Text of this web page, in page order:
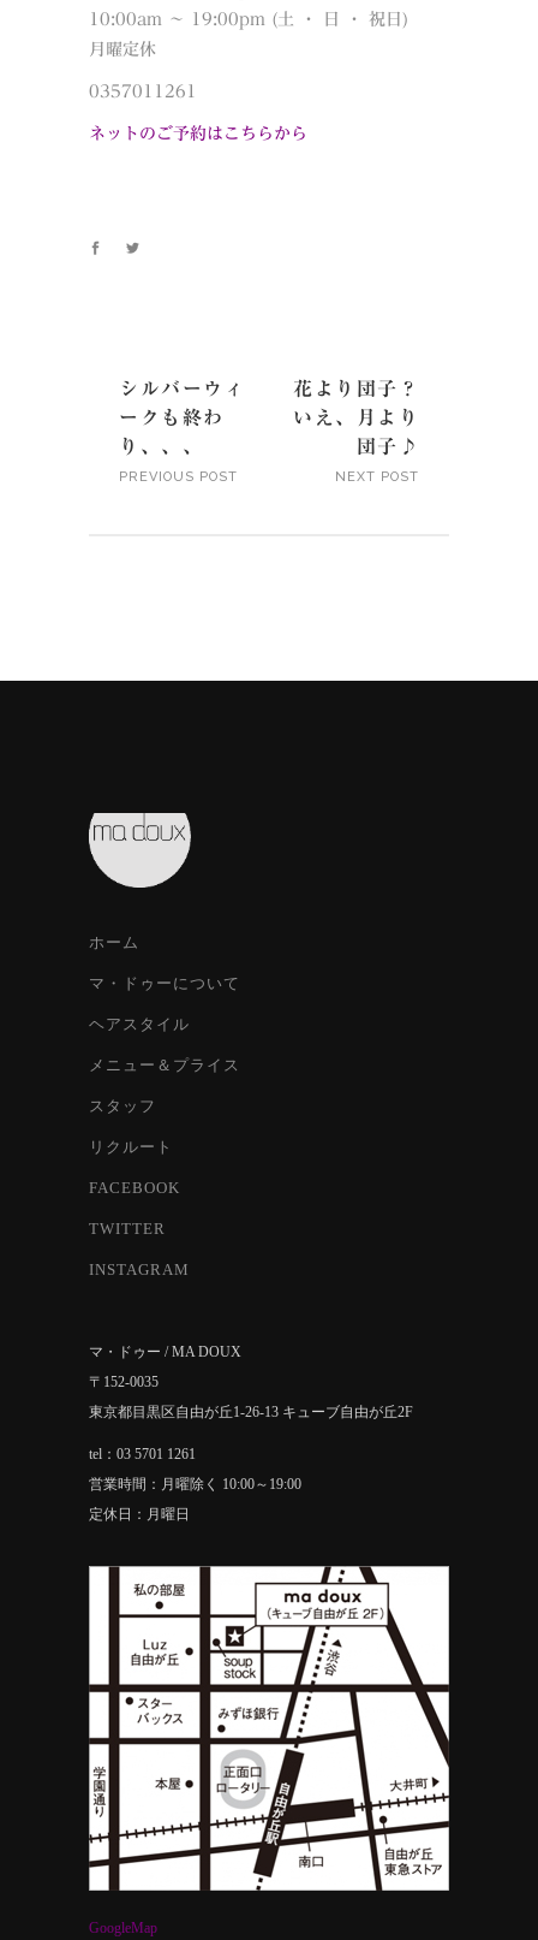
10:00am ～ 19:00pm (土 ・ 日 ・ 祝日)
月曜定休
0357011261
ネットのご予約はこちらから
シルバーウィ
ークも終わ
り、、、
PREVIOUS POST
花より団子？
いえ、月より
団子♪
NEXT POST
ホーム
マ・ドゥーについて
ヘアスタイル
メニュー＆プライス
スタッフ
リクルート
FACEBOOK
TWITTER
INSTAGRAM
マ・ドゥー / MA DOUX
〒152-0035
東京都目黒区自由が丘1-26-13 キューブ自由が丘2F
tel：03 5701 1261
営業時間：月曜除く 10:00～19:00
定休日：月曜日
GoogleMap